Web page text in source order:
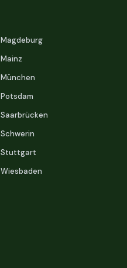
Magdeburg
Mainz
München
Potsdam
Saarbrücken
Schwerin
Stuttgart
Wiesbaden